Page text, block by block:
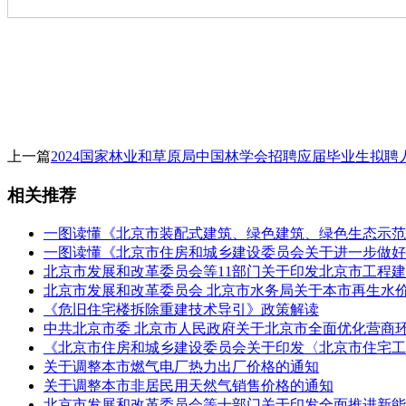
上一篇2024国家林业和草原局中国林学会招聘应届毕业生拟聘
相关推荐
一图读懂《北京市装配式建筑、绿色建筑、绿色生态示
一图读懂《北京市住房和城乡建设委员会关于进一步做
北京市发展和改革委员会等11部门关于印发北京市工程
北京市发展和改革委员会 北京市水务局关于本市再生水
《危旧住宅楼拆除重建技术导引》政策解读
中共北京市委 北京市人民政府关于北京市全面优化营商
《北京市住房和城乡建设委员会关于印发〈北京市住
关于调整本市燃气电厂热力出厂价格的通知
关于调整本市非居民用天然气销售价格的通知